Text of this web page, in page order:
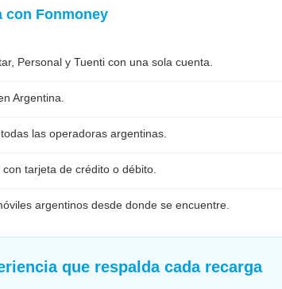
con Fonmoney
Personal y Tuenti con una sola cuenta.
Argentina.
las operadoras argentinas.
tarjeta de crédito o débito.
argentinos desde donde se encuentre.
que respalda cada recarga